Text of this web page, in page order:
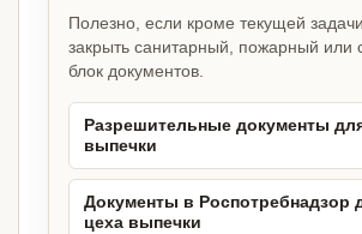
Полезно, если кроме текущей
закрыть санитарный, пожарный или
блок документов.
Разрешительные документы
выпечки
Документы в Роспотребнадзор
цеха выпечки